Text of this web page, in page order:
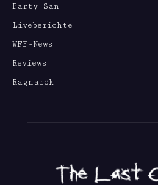
Party San
Liveberichte
WFF-News
Reviews
Ragnarök